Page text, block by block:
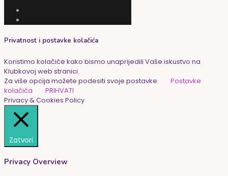
Privatnost i postavke kolačića
Koristimo kolačiće kako bismo unaprijedili Vaše iskustvo na
Klubkovoj web stranici.
Za više opcija možete podesiti svoje postavke.
Postavke
kolačića
PRIHVATI
Privacy & Cookies Policy
Zatvori
Privacy Overview